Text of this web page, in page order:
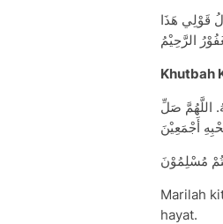
قَوْلِي هَذَا
Khutbah
اللَّهُمَّ صَلِّ
Marilah
hayat.